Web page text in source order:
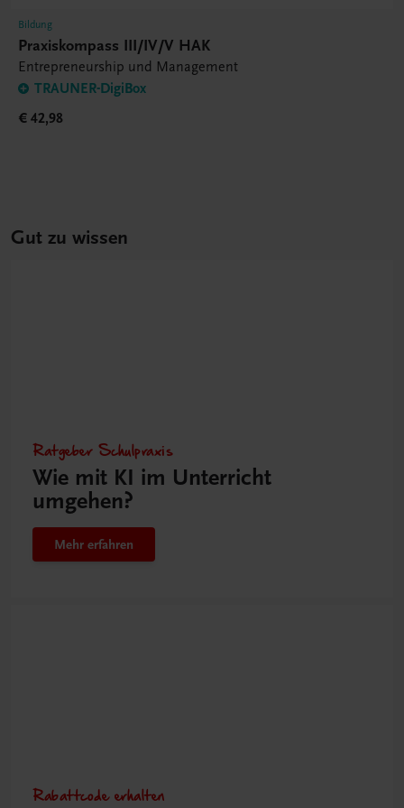
Bildung
Praxiskompass III/IV/V HAK
Entrepreneurship und Management
TRAUNER-DigiBox
€ 42,98
Gut zu wissen
Ratgeber Schulpraxis
Wie mit KI im Unterricht
umgehen?
Mehr erfahren
Rabattcode erhalten